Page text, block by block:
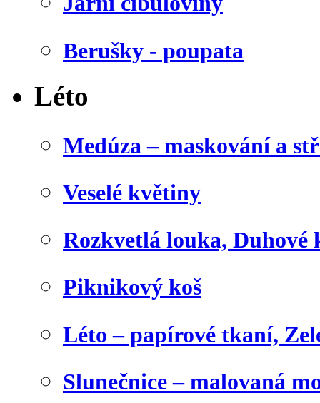
Berušky - poupata
Léto
Medúza – maskování a
Veselé květiny
Rozkvetlá louka, Duhové
Piknikový koš
Léto – papírové tkaní,
Slunečnice – malovaná